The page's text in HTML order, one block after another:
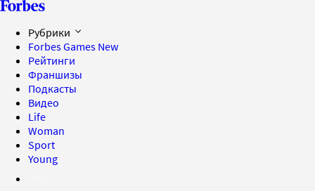
Рубрики
Forbes Games New
Рейтинги
Франшизы
Подкасты
Видео
Life
Woman
Sport
Young